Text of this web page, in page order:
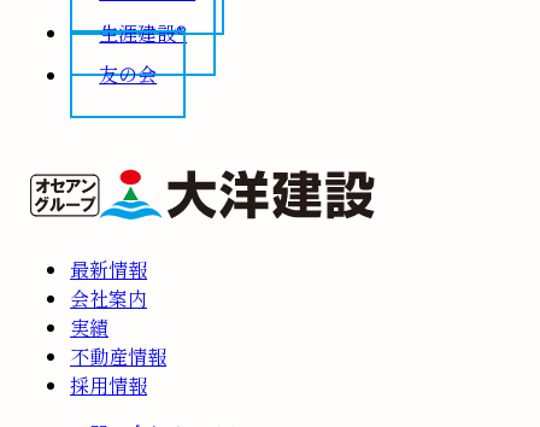
生涯建設®
友の会
最新情報
会社案内
実績
不動産情報
採用情報